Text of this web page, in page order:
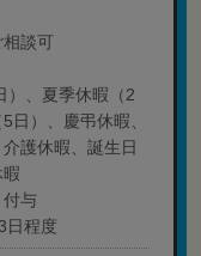
談可
）、夏季休暇（2
日）、慶弔休暇、
護休暇、誕生日
与
日程度